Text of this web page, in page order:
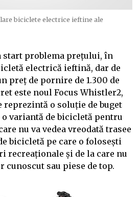
biciclete electrice ieftine ale
start problema prețului, în
electrică ieftină, dar de
preț de pornire de 1.300 de
este noul Focus Whistler2,
reprezintă o soluție de buget
variantă de bicicletă pentru
nu va vedea vreodată trasee
bicicletă pe care o folosești
recreaționale și de la care nu
cunoscut sau piese de top.